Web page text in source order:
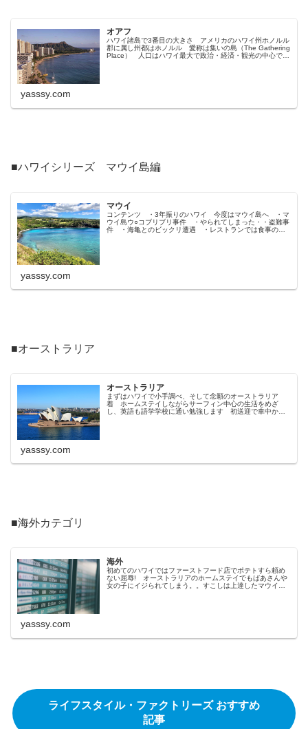
オアフ
ハワイ諸島で3番目の大きさ アメリカのハワイ州ホノルル
郡に属し州都はホノルル 愛称は集いの島（The Gathering
Place） 人口はハワイ最大で政治・経済・観光の中心であ
yasssy.com
■ハワイシリーズ マウイ島編
マウイ
コンテンツ ・3年振りのハワイ 今度はマウイ島へ ・マ
ウイ島ウ○コブリブリ事件 ・やられてしまった・・盗難事
件 ・海亀とのビックリ遭遇 ・レストランでは食事の頼
yasssy.com
■オーストラリア
オーストラリア
まずはハワイで小手調べ、そして念願のオーストラリア
着 ホームステイしながらサーフィン中心の生活をめざ
し、英語も語学学校に通い勉強します 初送迎で車中から
yasssy.com
■海外カテゴリ
海外
初めてのハワイではファーストフード店でポテトすら頼め
ない屈辱! オーストラリアのホームステイでもばあさんや
女の子にイジられてしまう。。すこしは上達したマウイ島
yasssy.com
ライフスタイル・ファクトリーズ おすすめ
記事